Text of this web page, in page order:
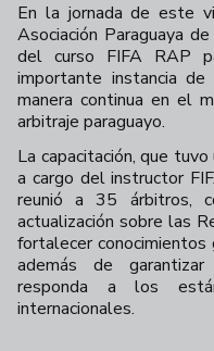
En la jornada de este
Asociación Paraguaya
del curso FIFA RAP
importante instancia
manera continua en el
arbitraje paraguayo.
La capacitación, que
a cargo del instructor
reunió a 35 árbitros,
actualización sobre las
fortalecer conocimientos
además de
responda a los
internacionales.